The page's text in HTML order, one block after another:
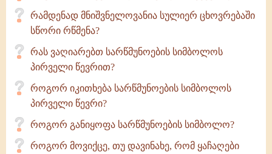
რამდენად მნიშვნელოვანია სულიერ ცხოვრებაში
სწორი რწმენა?
რას ვაღიარებთ სარწმუნოების სიმბოლოს
პირველი წევრით?
როგორ იკითხება სარწმუნოების სიმბოლოს
პირველი წევრი?
როგორ განიყოფა სარწმუნოების სიმბოლო?
როგორ მოვიქცე, თუ დავინახე, რომ ყაჩაღები